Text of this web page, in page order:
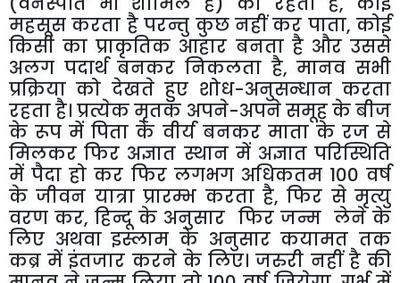
महसूस करता है परन्तु कुछ नहीं कर पाता, कोई
किसी का प्राकृतिक आहार बनता है और उससे
अलग पदार्थ बनकर निकलता है, मानव सभी
प्रक्रिया को देखते हुए शोध-अनुसन्धान करता
रहता है। प्रत्येक मृतक अपने-अपने समूह के बीज
के रूप में पिता के वीर्य बनकर माता के रज से
मिलकर फिर अज्ञात स्थान में अज्ञात परिस्थिति
में पैदा हो कर फिर लगभग अधिकतम 100 वर्ष
के जीवन यात्रा प्रारम्भ करता है, फिर से मृत्यु
वरण कर, हिन्दू के अनुसार फिर जन्म लेने के
लिए अथवा इस्लाम के अनुसार कयामत तक
कब्र में इंतजार करने के लिए। जरुरी नहीं है की